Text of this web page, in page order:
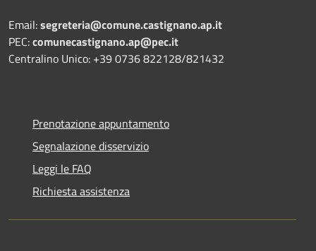
Email:segreteria@comune.castignano.ap.it
PEC:comunecastignano.ap@pec.it
Centralino Unico: +39 0736 822128/821432
Prenotazione appuntamento
Segnalazione disservizio
Leggi le FAQ
Richiesta assistenza